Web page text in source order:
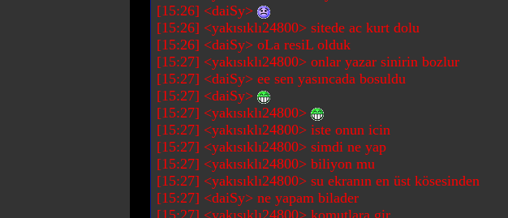
[15:26] <daiSy>
[15:26] <yakısıklı24800> sitede ac kurt dolu
[15:26] <daiSy> oLa resiL olduk
[15:27] <yakısıklı24800> onlar yazar sinirin bozlur
[15:27] <daiSy> ee sen yasıncada bosuldu
[15:27] <daiSy>
[15:27] <yakısıklı24800>
[15:27] <yakısıklı24800> iste onun icin
[15:27] <yakısıklı24800> simdi ne yap
[15:27] <yakısıklı24800> biliyon mu
[15:27] <yakısıklı24800> su ekranın en üst kösesinden
[15:27] <daiSy> ne yapam bilader